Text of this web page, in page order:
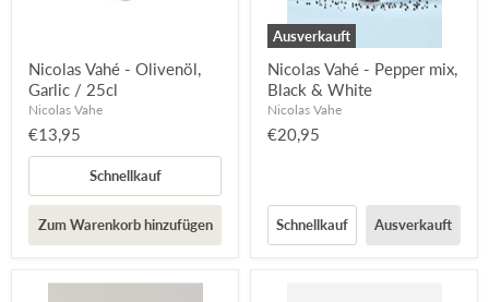
Nicolas Vahé - Olivenöl,
Garlic / 25cl
Nicolas Vahe
€13,95
Schnellkauf
Zum Warenkorb hinzufügen
Ausverkauft
Nicolas Vahé - Pepper mix,
Black & White
Nicolas Vahe
€20,95
Schnellkauf Ausverkauft